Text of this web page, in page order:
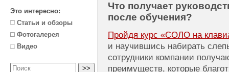
Это интересно:
Статьи и обзоры
Фотогалерея
Видео
Что получает
после обучения?
Пройдя курс «СОЛО на
и научившись набирать
сотрудники компании
преимуществ, которые